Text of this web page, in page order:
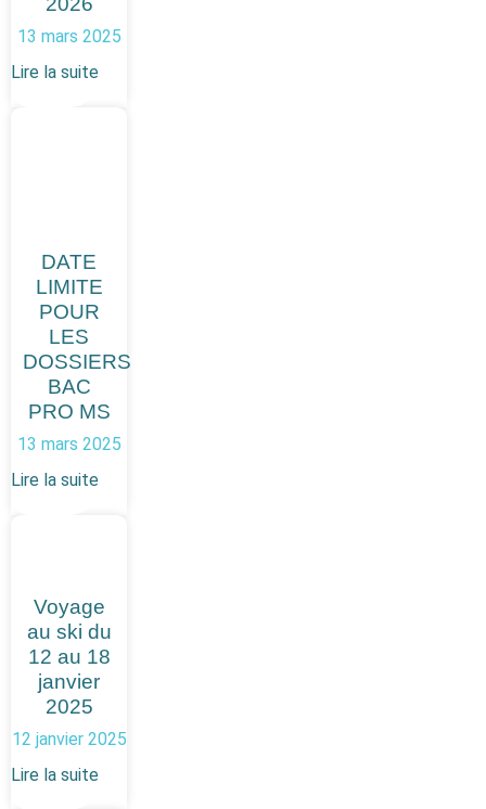
13 mars 2025
Lire la suite
DATE
LIMITE
POUR
LES
DOSSIERS
BAC
PRO MS
13 mars 2025
Lire la suite
Voyage
au ski du
12 au 18
janvier
2025
12 janvier 2025
Lire la suite